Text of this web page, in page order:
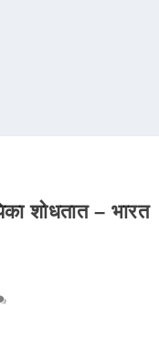
शोधतात – भारत